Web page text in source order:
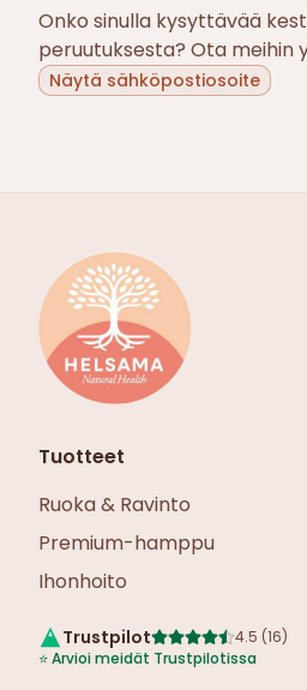
Onko sinulla kysyttävää
peruutuksesta? Ota
Näytä sähköpostiosoite
Tuotteet
Ruoka & Ravinto
Premium-hamppu
Ihonhoito
Trustpilot 4.5 (16)
⭐Arvioi meidät Trustpilotissa